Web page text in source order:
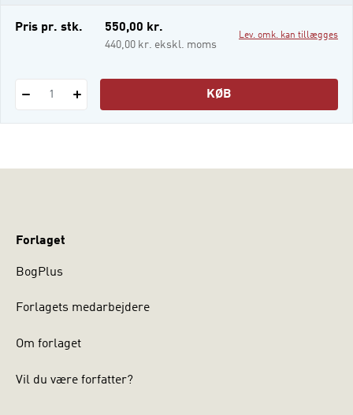
videre til auto
e-bog (epub3)
i-bog (VG-Typo3)
Pris pr. stk. 550,00 kr.
440,00 kr. ekskl. moms
Lev. omk. kan tillægges
1 KØB
Forlaget
BogPlus
Forlagets medarbejdere
Om forlaget
Vil du være forfatter?